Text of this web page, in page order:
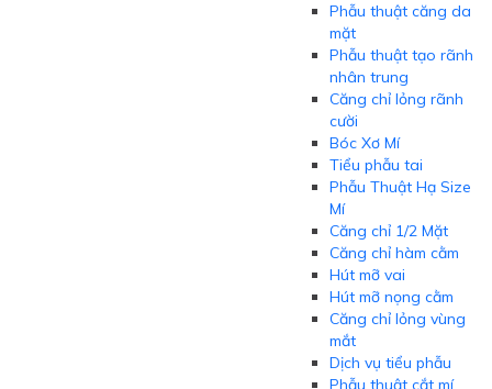
Phẫu thuật căng da
mặt
Phẫu thuật tạo rãnh
nhân trung
Căng chỉ lỏng rãnh
cười
Bóc Xơ Mí
Tiểu phẫu tai
Phẫu Thuật Hạ Size
Mí
Căng chỉ 1/2 Mặt
Căng chỉ hàm cằm
Hút mỡ vai
Hút mỡ nọng cằm
Căng chỉ lỏng vùng
mắt
Dịch vụ tiểu phẫu
Phẫu thuật cắt mí